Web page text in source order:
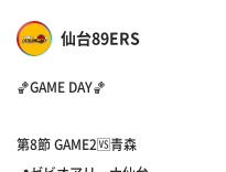
仙台89ERS
🏀GAME DAY🏀
第8節 GAME2🆚青森